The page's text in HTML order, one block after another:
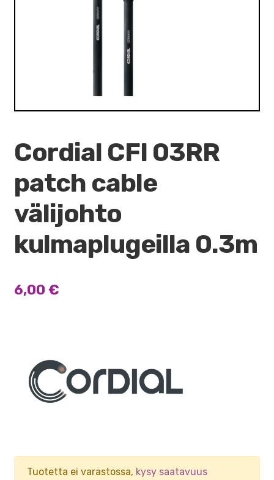
Cordial CFI 03RR
patch cable
välijohto
kulmaplugeilla 0.3m
6,00 €
Tuotetta ei varastossa, kysy saatavuus